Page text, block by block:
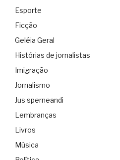
Esporte
Ficção
Geléia Geral
Histórias de jornalistas
Imigração
Jornalismo
Jus sperneandi
Lembranças
Livros
Música